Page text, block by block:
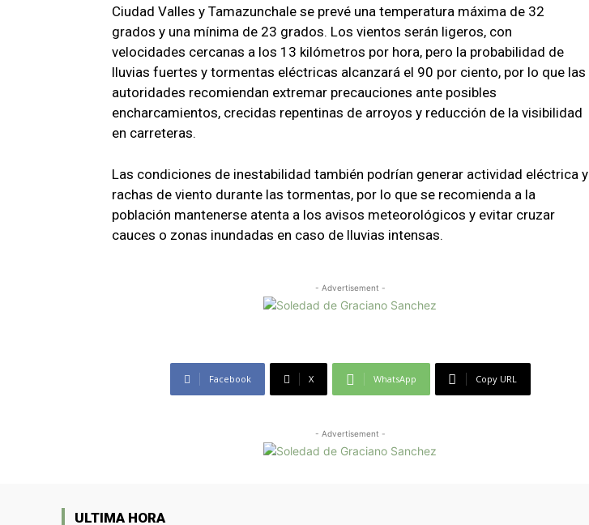
Ciudad Valles y Tamazunchale se prevé una temperatura máxima de 32
grados y una mínima de 23 grados. Los vientos serán ligeros, con
velocidades cercanas a los 13 kilómetros por hora, pero la probabilidad de
lluvias fuertes y tormentas eléctricas alcanzará el 90 por ciento, por lo que las
autoridades recomiendan extremar precauciones ante posibles
encharcamientos, crecidas repentinas de arroyos y reducción de la visibilidad
en carreteras.
Las condiciones de inestabilidad también podrían generar actividad eléctrica y
rachas de viento durante las tormentas, por lo que se recomienda a la
población mantenerse atenta a los avisos meteorológicos y evitar cruzar
cauces o zonas inundadas en caso de lluvias intensas.
- Advertisement -
Facebook X WhatsApp Copy URL
- Advertisement -
ULTIMA HORA